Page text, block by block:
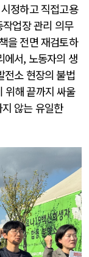
정하고 직접고용
업장 관리 의무
을 전면 재검토하
에서, 노동자의 생
전소 현장의 불법
위해 끝까지 싸울
않는 유일한